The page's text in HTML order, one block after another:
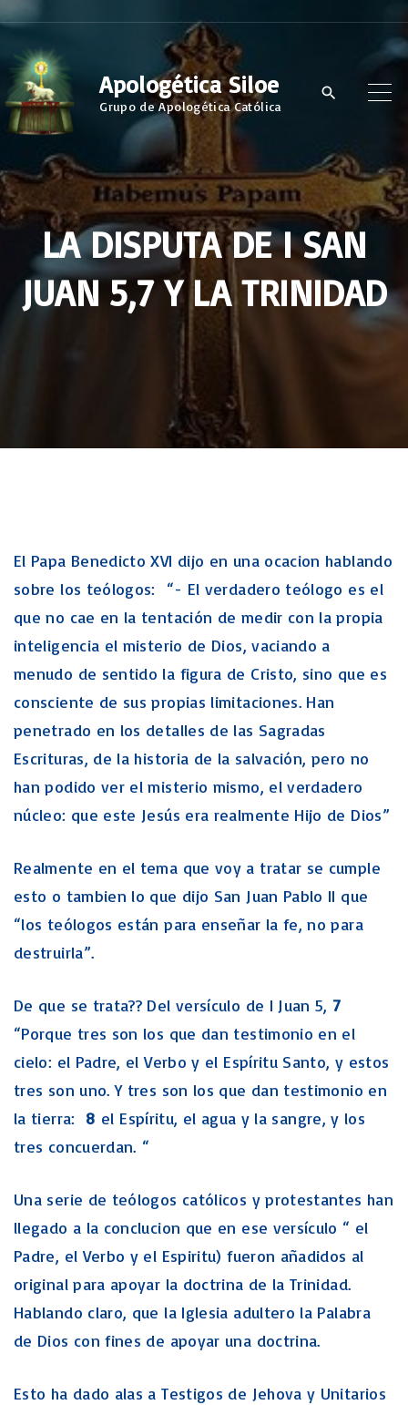
S
p
c
o
Apologética Siloe
Grupo de Apologética Católica
LA DISPUTA DE I SAN
JUAN 5,7 Y LA TRINIDAD
El Papa Benedicto XVI dijo en una ocacion hablando
sobre los teólogos: “- El verdadero teólogo es el
que no cae en la tentación de medir con la propia
inteligencia el misterio de Dios, vaciando a
menudo de sentido la figura de Cristo, sino que es
consciente de sus propias limitaciones. Han
penetrado en los detalles de las Sagradas
Escrituras, de la historia de la salvación, pero no
han podido ver el misterio mismo, el verdadero
núcleo: que este Jesús era realmente Hijo de Dios”
Realmente en el tema que voy a tratar se cumple
esto o tambien lo que dijo San Juan Pablo II que
“los teólogos están para enseñar la fe, no para
destruirla”.
De que se trata?? Del versículo de I Juan 5,7
“Porque tres son los que dan testimonio en el
cielo: el Padre, el Verbo y el Espíritu Santo, y estos
tres son uno. Y tres son los que dan testimonio en
la tierra: 8 el Espíritu, el agua y la sangre, y los
tres concuerdan. “
Una serie de teólogos católicos y protestantes han
llegado a la conclucion que en ese versículo “ el
Padre, el Verbo y el Espiritu) fueron añadidos al
original para apoyar la doctrina de la Trinidad.
Hablando claro, que la Iglesia adultero la Palabra
de Dios con fines de apoyar una doctrina.
Esto ha dado alas a Testigos de Jehova y Unitarios